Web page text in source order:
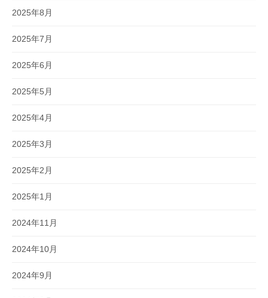
2025年8月
2025年7月
2025年6月
2025年5月
2025年4月
2025年3月
2025年2月
2025年1月
2024年11月
2024年10月
2024年9月